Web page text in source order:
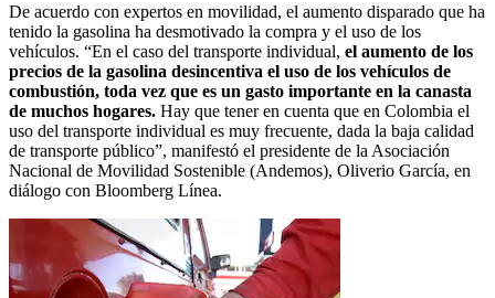
De acuerdo con expertos en movilidad, el aumento disparado que ha
tenido la gasolina ha desmotivado la compra y el uso de los
vehículos. “En el caso del transporte individual, el aumento de los
precios de la gasolina desincentiva el uso de los vehículos de
combustión, toda vez que es un gasto importante en la canasta
de muchos hogares. Hay que tener en cuenta que en Colombia el
uso del transporte individual es muy frecuente, dada la baja calidad
de transporte público”, manifestó el presidente de la Asociación
Nacional de Movilidad Sostenible (Andemos), Oliverio García, en
diálogo con Bloomberg Línea.